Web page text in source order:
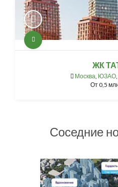
ЖК
Москва, ЮЗАО,
От0,5
Соседние